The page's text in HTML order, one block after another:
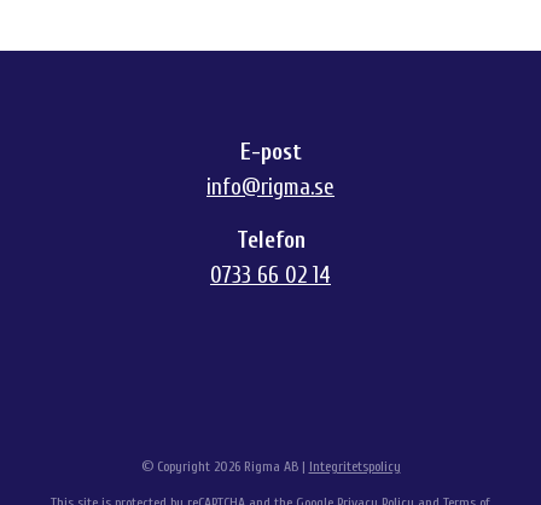
E-post
info@rigma.se
Telefon
0733 66 02 14
© Copyright 2026 Rigma AB | Integritetspolicy